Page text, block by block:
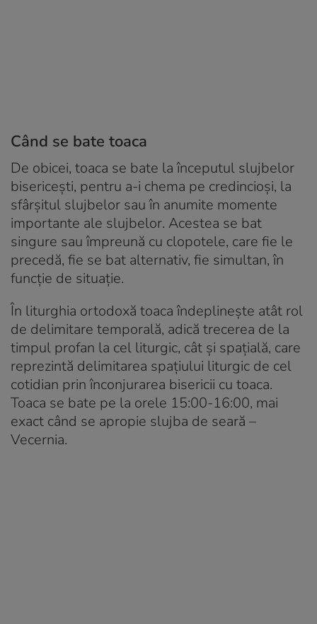
Când se bate toaca
De obicei, toaca se bate la începutul slujbelor
bisericeşti, pentru a-i chema pe credincioși, la
sfârșitul slujbelor sau în anumite momente
importante ale slujbelor. Acestea se bat
singure sau împreună cu clopotele, care fie le
precedă, fie se bat alternativ, fie simultan, în
funcție de situație.
În liturghia ortodoxă toaca îndeplinește atât rol
de delimitare temporală, adică trecerea de la
timpul profan la cel liturgic, cât și spațială, care
reprezintă delimitarea spațiului liturgic de cel
cotidian prin înconjurarea bisericii cu toaca.
Toaca se bate pe la orele 15:00-16:00, mai
exact când se apropie slujba de seară –
Vecernia.